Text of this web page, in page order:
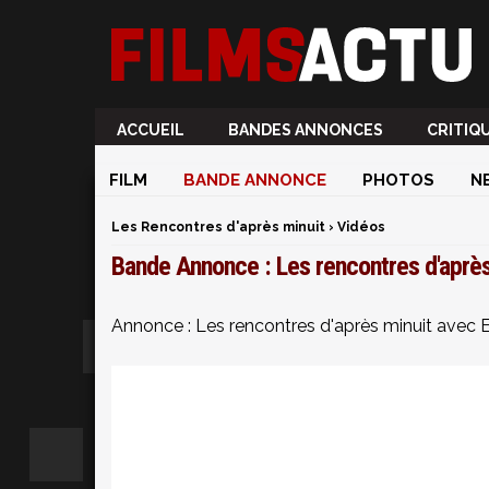
ACCUEIL BANDES ANNONCES
FILM BANDE ANNONCE PHOTOS
Les Rencontres d'après minuit › Vidéos
Bande Annonce : Les rencontres
Annonce : Les rencontres d'après minuit avec